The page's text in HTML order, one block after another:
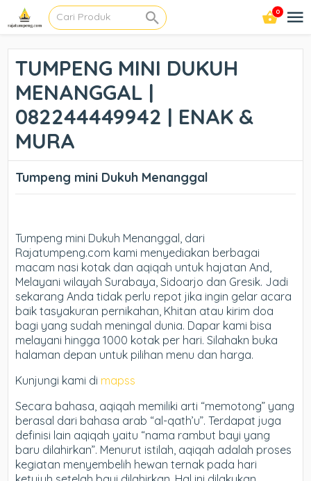
0
TUMPENG MINI DUKUH
MENANGGAL |
082244449942 | ENAK &
MURA
Tumpeng mini Dukuh Menanggal
Tumpeng mini Dukuh Menanggal, dari
Rajatumpeng.com kami menyediakan berbagai
macam nasi kotak dan aqiqah untuk hajatan And,
Melayani wilayah Surabaya, Sidoarjo dan Gresik. Jadi
sekarang Anda tidak perlu repot jika ingin gelar acara
baik tasyakuran pernikahan, Khitan atau kirim doa
bagi yang sudah meningal dunia. Dapar kami bisa
melayani hingga 1000 kotak per hari. Silahakn buka
halaman depan untuk pilihan menu dan harga.
Kunjungi kami di mapss
Secara bahasa, aqiqah memiliki arti “memotong” yang
berasal dari bahasa arab “al-qath’u”. Terdapat juga
definisi lain aqiqah yaitu “nama rambut bayi yang
baru dilahirkan”. Menurut istilah, aqiqah adalah proses
kegiatan menyembelih hewan ternak pada hari